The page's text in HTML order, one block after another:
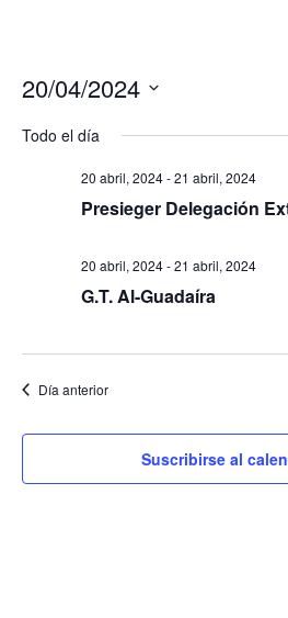
20/04/2024
fecha.
Todo el día
20 abril, 2024-21 abril, 2024
Presieger Delegación
20 abril, 2024-21 abril, 2024
G.T. Al-Guadaíra
Día anterior
Suscribirse al